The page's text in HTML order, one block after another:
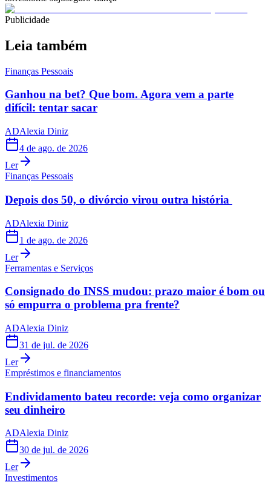
Publicidade
Leia também
Finanças Pessoais
Ganhou na bet? Que bom. Agora vem a parte
difícil: tentar sacar
ADAlexia Diniz
4 de ago. de 2026
Ler
Finanças Pessoais
Depois dos 50, o divórcio virou outra história
ADAlexia Diniz
1 de ago. de 2026
Ler
Ferramentas e Serviços
Consignado do INSS mudou: prazo maior é bom ou
só empurra o problema pra frente?
ADAlexia Diniz
31 de jul. de 2026
Ler
Empréstimos e financiamentos
Endividamento bateu recorde: veja como organizar
seu dinheiro
ADAlexia Diniz
30 de jul. de 2026
Ler
Investimentos